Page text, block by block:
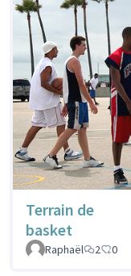
Terrain de
basket
Raphaël
2 0